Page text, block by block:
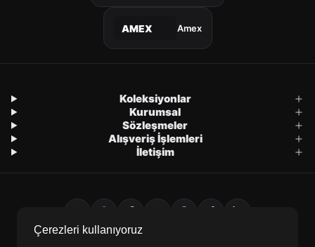
AMEX Amex
Koleksiyonlar
Kurumsal
Sözleşmeler
Alışveriş İşlemleri
İletişim
Çerezleri kullanıyoruz